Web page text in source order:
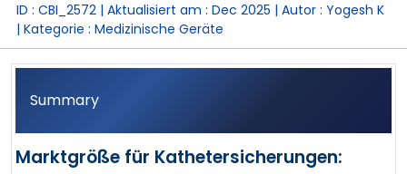
ID : CBI_2572 | Aktualisiert am : Dec 2025 | Autor : Yogesh K
| Kategorie : Medizinische Geräte
Summary
Marktgröße für Kathetersicherungen: